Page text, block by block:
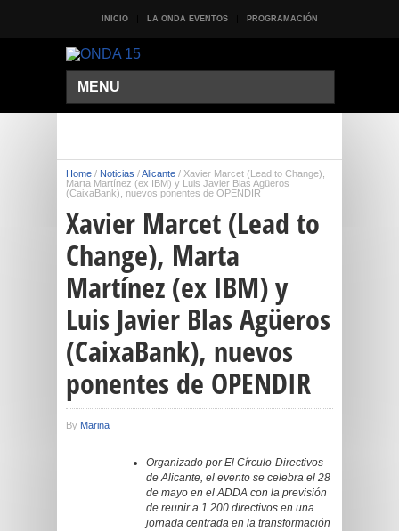
INICIO LA ONDA EVENTOS PROGRAMACIÓN
MENU
Home / Noticias /Alicante / Xavier Marcet (Lead to Change),
Marta Martínez (ex IBM) y Luis Javier Blas Agüeros
(CaixaBank), nuevos ponentes de OPENDIR
Xavier Marcet (Lead to
Change), Marta
Martínez (ex IBM) y
Luis Javier Blas Agüeros
(CaixaBank), nuevos
ponentes de OPENDIR
By Marina
Organizado por El Círculo-Directivos
de Alicante, el evento se celebra el 28
de mayo en el ADDA con la previsión
de reunir a 1.200 directivos en una
jornada centrada en la transformación